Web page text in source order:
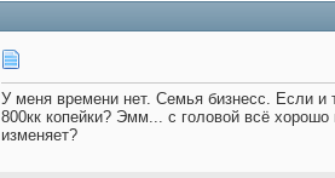
У меня времени нет. Семья бизнесс. Если и
800кк копейки? Эмм... с головой всё хорошо
изменяет?